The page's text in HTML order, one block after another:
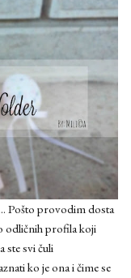
Pošto provodim dosta
odličnih profila koji
ste svi čuli
ko je ona i čime se